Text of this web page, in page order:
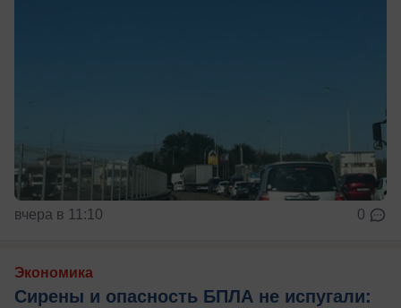
вчера в 11:10 0
Экономика
Сирены и опасность БПЛА не испугали: